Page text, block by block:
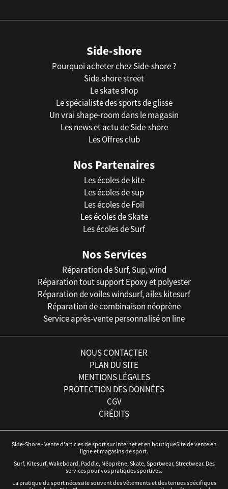
Side-shore
Pourquoi acheter chez Side-shore ?
Side-shore street
Le skate shop
Le spécialiste des sports de glisse
Un vrai shape-room dans le magasin
Les news et actu de Side-shore
Les Offres club
Nos Partenaires
Les écoles de kite
Les écoles de sup
Les écoles de Foil
Les écoles de Skate
Les écoles de Surf
Nos Services
Réparation de Surf, Sup, wind
Réparation tout support Epoxy et polyester
Réparation de voiles windsurf, ailes kitesurf
Réparation de combinaison néoprène
Service après-vente personnalisé on line
NOUS CONTACTER
PLAN DU SITE
MENTIONS LÉGALES
PROTECTION DES DONNÉES
CGV
CRÉDITS
Side-Shore - Vente d'articles de sport sur internet et en boutiqueSite de vente en
ligne et magasins de sport.
Surf, Kitesurf, Wakeboard, Paddle, Néoprène, Skate, Sportwear, Streetwear. Des
services pour vos pratiques sportives.
La pratique du sport nécessite souvent des vêtements et des tenues spécifiques